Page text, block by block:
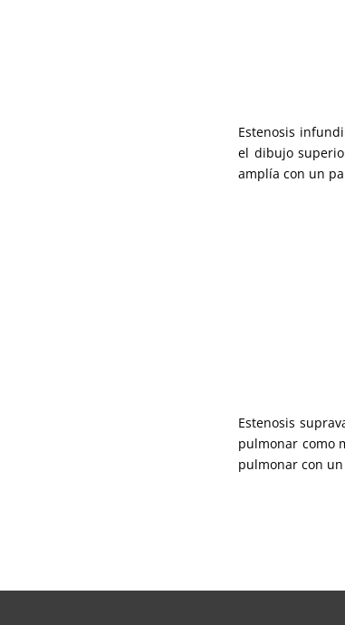
Estenosis
el dibujo
amplía con un
Estenosis
pulmonar como
pulmonar con